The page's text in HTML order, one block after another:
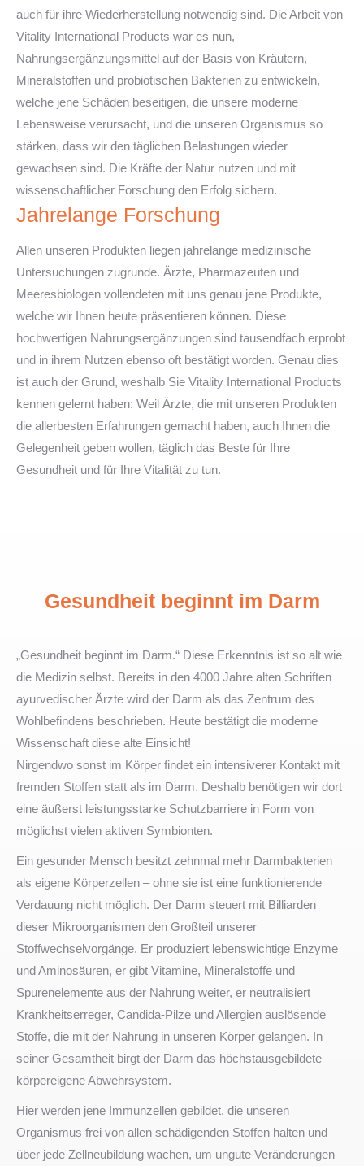
auch für ihre Wiederherstellung notwendig sind. Die Arbeit von
Vitality International Products war es nun,
Nahrungsergänzungsmittel auf der Basis von Kräutern,
Mineralstoffen und probiotischen Bakterien zu entwickeln,
welche jene Schäden beseitigen, die unsere moderne
Lebensweise verursacht, und die unseren Organismus so
stärken, dass wir den täglichen Belastungen wieder
gewachsen sind. Die Kräfte der Natur nutzen und mit
wissenschaftlicher Forschung den Erfolg sichern.
Jahrelange Forschung
Allen unseren Produkten liegen jahrelange medizinische
Untersuchungen zugrunde. Ärzte, Pharmazeuten und
Meeresbiologen vollendeten mit uns genau jene Produkte,
welche wir Ihnen heute präsentieren können. Diese
hochwertigen Nahrungsergänzungen sind tausendfach erprobt
und in ihrem Nutzen ebenso oft bestätigt worden. Genau dies
ist auch der Grund, weshalb Sie Vitality International Products
kennen gelernt haben: Weil Ärzte, die mit unseren Produkten
die allerbesten Erfahrungen gemacht haben, auch Ihnen die
Gelegenheit geben wollen, täglich das Beste für Ihre
Gesundheit und für Ihre Vitalität zu tun.
Gesundheit beginnt im Darm
„Gesundheit beginnt im Darm.“ Diese Erkenntnis ist so alt wie
die Medizin selbst. Bereits in den 4000 Jahre alten Schriften
ayurvedischer Ärzte wird der Darm als das Zentrum des
Wohlbefindens beschrieben. Heute bestätigt die moderne
Wissenschaft diese alte Einsicht!
Nirgendwo sonst im Körper findet ein intensiverer Kontakt mit
fremden Stoffen statt als im Darm. Deshalb benötigen wir dort
eine äußerst leistungsstarke Schutzbarriere in Form von
möglichst vielen aktiven Symbionten.
Ein gesunder Mensch besitzt zehnmal mehr Darmbakterien
als eigene Körperzellen – ohne sie ist eine funktionierende
Verdauung nicht möglich. Der Darm steuert mit Billiarden
dieser Mikroorganismen den Großteil unserer
Stoffwechselvorgänge. Er produziert lebenswichtige Enzyme
und Aminosäuren, er gibt Vitamine, Mineralstoffe und
Spurenelemente aus der Nahrung weiter, er neutralisiert
Krankheitserreger, Candida-Pilze und Allergien auslösende
Stoffe, die mit der Nahrung in unseren Körper gelangen. In
seiner Gesamtheit birgt der Darm das höchstausgebildete
körpereigene Abwehrsystem.
Hier werden jene Immunzellen gebildet, die unseren
Organismus frei von allen schädigenden Stoffen halten und
über jede Zellneubildung wachen, um ungute Veränderungen